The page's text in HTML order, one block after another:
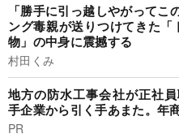
「勝手に引っ越しやがってこ
ング毒親が送りつけてきた「
物」の中身に震撼する
村田くみ
地方の防水工事会社が正社
手企業から引く手あまた。年
PR